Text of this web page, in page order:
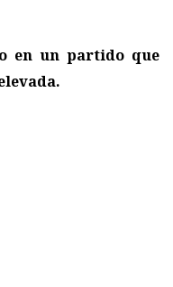
en un partido que